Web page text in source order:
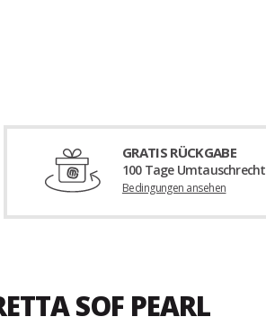
GRATIS RÜCKGABE
100 Tage Umtauschrecht
Bedingungen ansehen
SOF PEARL